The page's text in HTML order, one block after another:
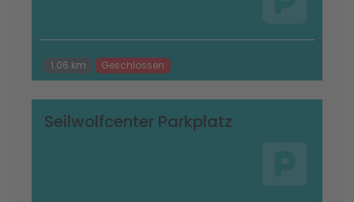
1.06 km Geschlossen
Seilwolfcenter Parkplatz